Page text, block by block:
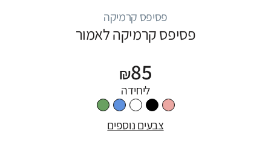
פסיפס קרמיקה
פסיפס קרמיקה לאמור
₪85
ליחידה
צבעים נוספים